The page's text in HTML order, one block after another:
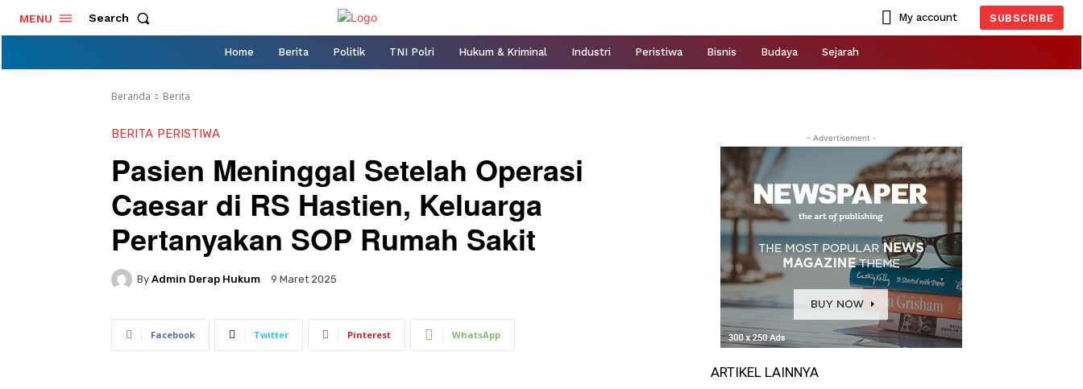
MENU Search My account SUBSCRIBE
Home Berita Politik TNI Polri Hukum & Kriminal Industri Peristiwa Bisnis Budaya Sejarah
Beranda Berita
BERITA PERISTIWA
Pasien Meninggal Setelah Operasi
Caesar di RS Hastien, Keluarga
Pertanyakan SOP Rumah Sakit
By Admin Derap Hukum 9 Maret 2025
Facebook Twitter Pinterest WhatsApp
- Advertisement -
ARTIKEL LAINNYA